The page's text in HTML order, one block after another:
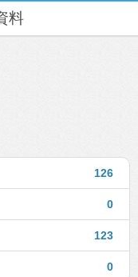
料
126
0
123
0